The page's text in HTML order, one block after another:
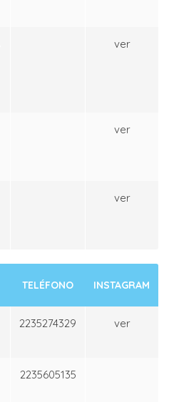
ver
ver
ver
TELÉFONO INSTAGRAM
2235274329 ver
2235605135